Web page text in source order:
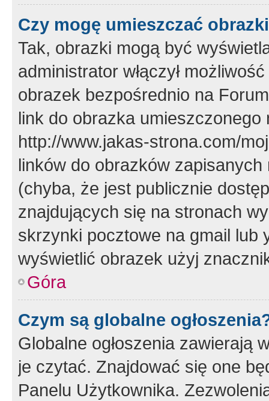
Czy mogę umieszczać
Tak, obrazki mogą być
administrator włączył
obrazek bezpośrednio na
link do obrazka
http://www.jakas-strona.com/
linków do obrazków
(chyba, że jest publicznie
znajdujących się na stronach
skrzynki pocztowe na gmail lub
wyświetlić obrazek użyj
Góra
Czym są globalne
Globalne ogłoszenia zawierają
je czytać. Znajdować się one
Panelu Użytkownika.